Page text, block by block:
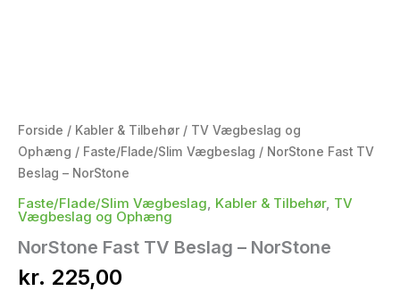
Forside / Kabler & Tilbehør / TV Vægbeslag og
Ophæng / Faste/Flade/Slim Vægbeslag / NorStone Fast TV
Beslag – NorStone
Faste/Flade/Slim Vægbeslag Kabler & Tilbehør, TV
Vægbeslag og Ophæng
NorStone Fast TV Beslag – NorStone
kr. 225,00